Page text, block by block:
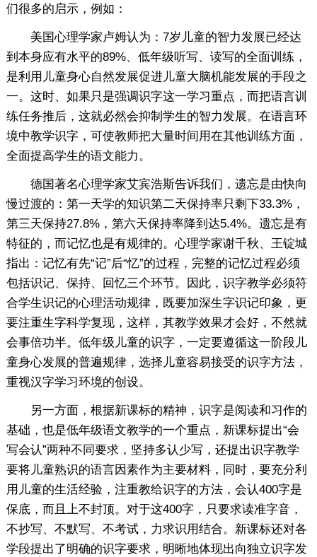
们很多的启示，例如：
美国心理学家卢姆认为：7岁儿童的智力发展已经达
到本身应有水平的89%、低年级听写、读写的全面训练，
是利用儿童身心自然发展促进儿童大脑机能发展的手段之
一。这时、如果只是强调识字这一学习重点，而把语言训
练任务推后，这就必然会抑制学生的智力发展。在语言环
境中教学识字，可使教师把大量时间用在其他训练方面，
全面提高学生的语文能力。
德国著名心理学家艾宾浩斯告诉我们，遗忘是由快向
慢过渡的：第一天学的知识第二天保持率只剩下33.3%，
第三天保持27.8%，第六天保持率降到达5.4%。遗忘是有
特征的，而记忆也是有规律的。心理学家谢千秋、王锭城
指出：记忆有先“记”后“忆”的过程，完整的记忆过程必须
包括识记、保持、回忆三个环节。因此，识字教学必须符
合学生识记的心理活动规律，既要加深生字识记印象，更
要注重生字科学复现，这样，其教学效果才会好，不然就
会事倍功半。低年级儿童的识字，一定要遵循这一阶段儿
童身心发展的普遍规律，选择儿童容易接受的识字方法，
重视汉字学习环境的创设。
另一方面，根据新课标的精神，识字是阅读和习作的
基础，也是低年级语文教学的一个重点，新课标提出“会
写会认”两种不同要求，坚持多认少写，还提出识字教学
要将儿童熟识的语言因素作为主要材料，同时，要充分利
用儿童的生活经验，注重教给识字的方法，会认400字是
保底，而且上不封顶。对于这400字，只要求读准字音，
不抄写、不默写、不考试，力求识用结合。新课标还对各
学段提出了明确的识字要求，明晰地体现出向独立识字发